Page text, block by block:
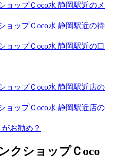
ョップＣoco水 静岡駅近のメ
ョップＣoco水 静岡駅近の待
ョップＣoco水 静岡駅近の口
ョップＣoco水 静岡駅近店の
ョップＣoco水 静岡駅近店の
お勧め？
クショップＣoco